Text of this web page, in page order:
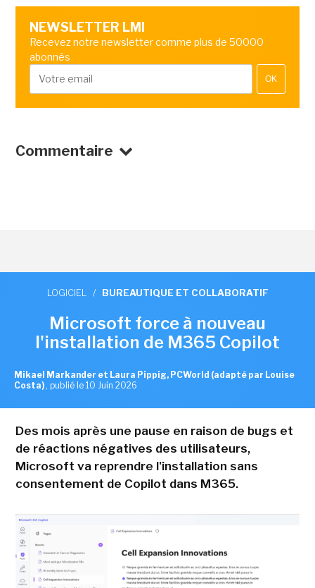
NEWSLETTER LMI
Recevez notre newsletter comme plus de 50000
abonnés
OK
Commentaire
LOGICIEL / BUREAUTIQUE ET COLLABORATIF
Microsoft force à nouveau
l'installation de M365 Copilot
Mikael Markander et Laura Pippig, PCWorld (adapté par Louise
Costa) , publié le 10 Juin 2026
Des mois après une pause en raison de bugs et
de réactions négatives des utilisateurs,
Microsoft va reprendre l'installation sans
consentement de Copilot dans M365.